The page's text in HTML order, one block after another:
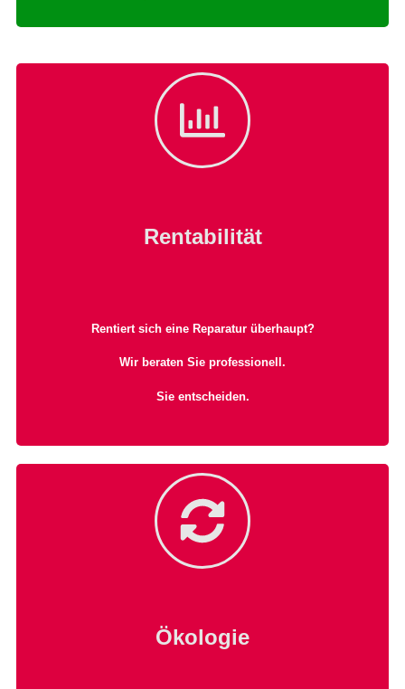
Rentabilität
Rentiert sich eine Reparatur überhaupt?
Wir beraten Sie professionell.
Sie entscheiden.
Ökologie